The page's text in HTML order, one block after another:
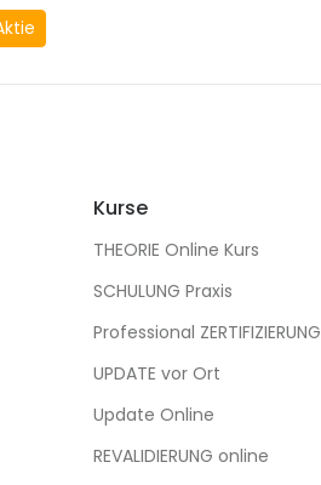
Kurse
THEORIE Online Kurs
SCHULUNG Praxis
Professional ZERTIFIZIERUNG
UPDATE vor Ort
Update Online
REVALIDIERUNG online